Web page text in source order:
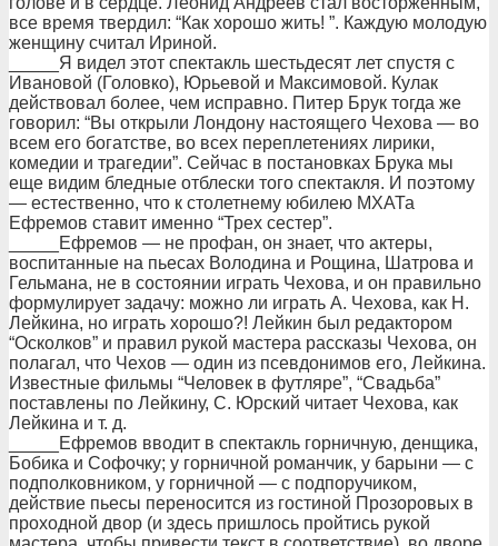
все время твердил: “Как хорошо жить! ”. Каждую молодую
женщину считал Ириной.
_____Я видел этот спектакль шестьдесят лет спустя с
Ивановой (Головко), Юрьевой и Максимовой. Кулак
действовал более, чем исправно. Питер Брук тогда же
говорил: “Вы открыли Лондону настоящего Чехова — во
всем его богатстве, во всех переплетениях лирики,
комедии и трагедии”. Сейчас в постановках Брука мы
еще видим бледные отблески того спектакля. И поэтому
— естественно, что к столетнему юбилею МХАТа
Ефремов ставит именно “Трех сестер”.
_____Ефремов — не профан, он знает, что актеры,
воспитанные на пьесах Володина и Рощина, Шатрова и
Гельмана, не в состоянии играть Чехова, и он правильно
формулирует задачу: можно ли играть А. Чехова, как Н.
Лейкина, но играть хорошо?! Лейкин был редактором
“Осколков” и правил рукой мастера рассказы Чехова, он
полагал, что Чехов — один из псевдонимов его, Лейкина.
Известные фильмы “Человек в футляре”, “Свадьба”
поставлены по Лейкину, С. Юрский читает Чехова, как
Лейкина и т. д.
_____Ефремов вводит в спектакль горничную, денщика,
Бобика и Софочку; у горничной романчик, у барыни — с
подполковником, у горничной — с подпоручиком,
действие пьесы переносится из гостиной Прозоровых в
проходной двор (и здесь пришлось пройтись рукой